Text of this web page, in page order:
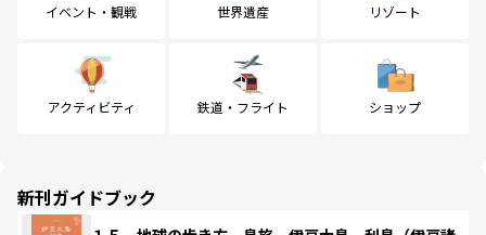
イベント・観戦 世界遺産 リゾート
アクティビティ 鉄道・フライト ショップ
新刊ガイドブック